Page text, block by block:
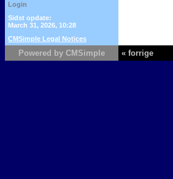
Login
Sidst opdate:
March 31, 2026, 10:28
CMSimple Legal Notices
Powered by CMSimple « forrige